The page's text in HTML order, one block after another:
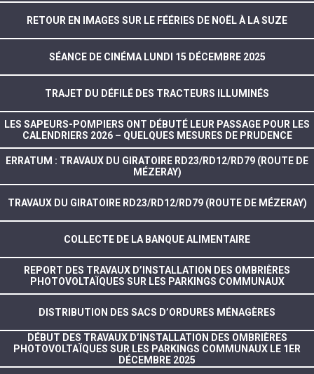
RETOUR EN IMAGES SUR LE FÉÉRIES DE NOËL À LA SUZE
SÉANCE DE CINÉMA LUNDI 15 DÉCEMBRE 2025
TRAJET DU DÉFILÉ DES TRACTEURS ILLUMINÉS
LES SAPEURS-POMPIERS ONT DÉBUTÉ LEUR PASSAGE POUR LES
CALENDRIERS 2026 – QUELQUES MESURES DE PRUDENCE
ERRATUM : TRAVAUX DU GIRATOIRE RD23/RD12/RD79 (ROUTE DE
MÉZERAY)
TRAVAUX DU GIRATOIRE RD23/RD12/RD79 (ROUTE DE MÉZERAY)
COLLECTE DE LA BANQUE ALIMENTAIRE
REPORT DES TRAVAUX D’INSTALLATION DES OMBRIÈRES
PHOTOVOLTAÏQUES SUR LES PARKINGS COMMUNAUX
DISTRIBUTION DES SACS D’ORDURES MÉNAGÈRES
DÉBUT DES TRAVAUX D’INSTALLATION DES OMBRIÈRES
PHOTOVOLTAÏQUES SUR LES PARKINGS COMMUNAUX LE 1ER
DÉCEMBRE 2025